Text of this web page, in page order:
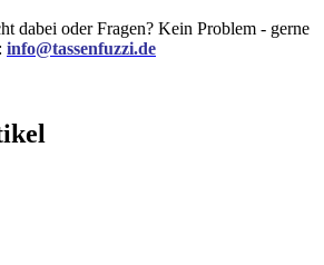
dabei oder Fragen? Kein Problem - gerne
info@tassenfuzzi.de